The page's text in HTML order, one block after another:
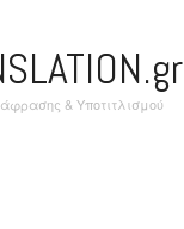
& Υποτιτλισμού